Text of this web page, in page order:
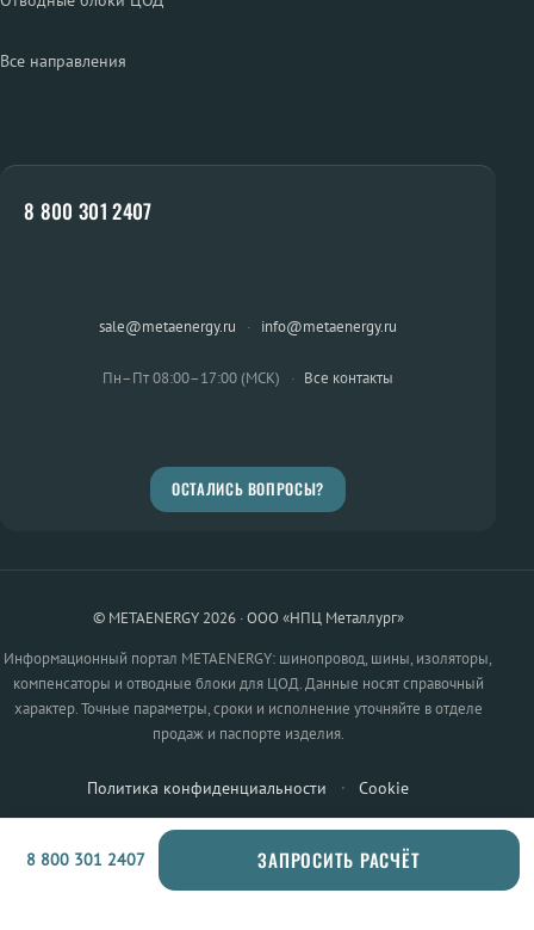
Все направления
8 800 301 2407
sale@metaenergy.ru · info@metaenergy.ru
Пн–Пт 08:00–17:00 (МСК) · Все контакты
ОСТАЛИСЬ ВОПРОСЫ?
© METAENERGY 2026 · ООО «НПЦ Металлург»
Информационный портал METAENERGY: шинопровод, шины, изоляторы,
компенсаторы и отводные блоки для ЦОД. Данные носят справочный
характер. Точные параметры, сроки и исполнение уточняйте в отделе
продаж и паспорте изделия.
Политика конфиденциальности · Cookie
8 800 301 2407 ЗАПРОСИТЬ РАСЧЁТ